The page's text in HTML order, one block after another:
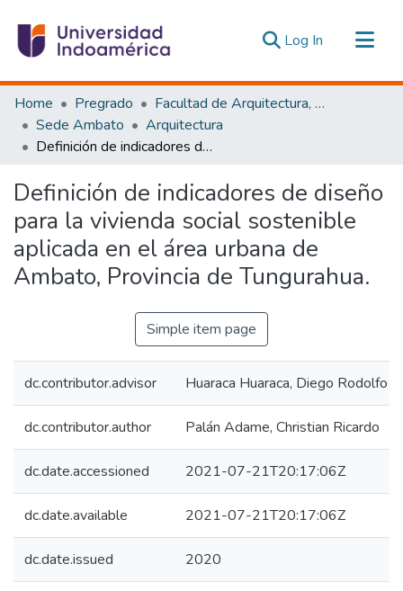
Log In (current)
Communities & Collections
All of DSpace
Statistics
Estadísticas Externas
Home Pregrado
Facultad de Arquitectura, Artes y Diseño
Sede Ambato
Arquitectura
Definición de indicadores de diseño para la vivienda social sostenible aplicada en el área urbana de Ambato, Provincia de Tungurahua.
Definición de indicadores de diseño
para la vivienda social sostenible
aplicada en el área urbana de
Ambato, Provincia de Tungurahua.
Simple item page
dc.contributor.advisor Huaraca Huaraca, Diego Rodolfo
dc.contributor.author Palán Adame, Christian Ricardo
dc.date.accessioned 2021-07-21T20:17:06Z
dc.date.available 2021-07-21T20:17:06Z
dc.date.issued 2020